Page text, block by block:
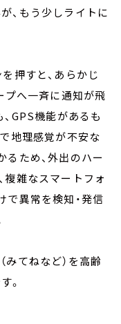
、もう少しライトに
押すと、あらかじ
へ一斉に通知が飛
GPS機能があるも
地理感覚が不安な
るため、外出のハー
複雑なスマートフォ
で異常を検知・発信
てねなど）を高齢
。